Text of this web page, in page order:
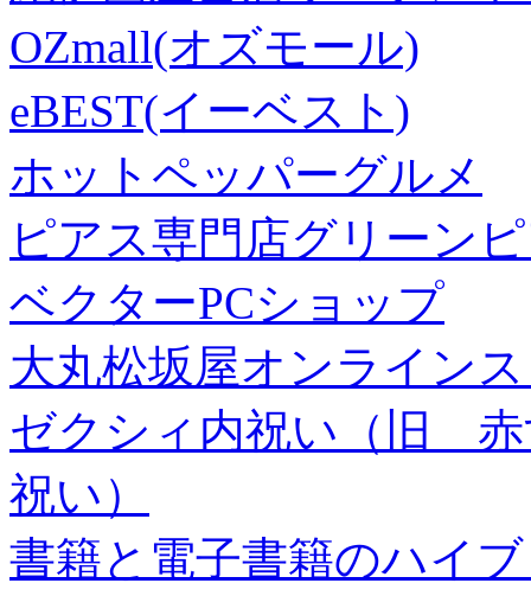
OZmall(オズモール)
eBEST(イーベスト)
ホットペッパーグルメ
ピアス専門店グリーン
ベクターPCショップ
大丸松坂屋オンライン
ゼクシィ内祝い（旧 赤
祝い）
書籍と電子書籍のハイ